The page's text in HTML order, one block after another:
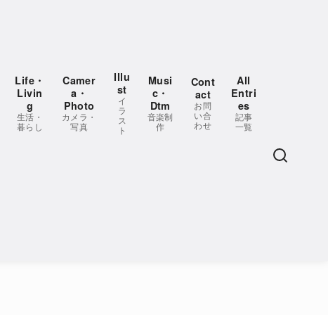
Life・
Livin
g
生活・
暮らし
Camer
a・
Photo
カメラ・
写真
Illu
st
イ
ラ
ス
ト
Musi
c・
Dtm
音楽制
作
Cont
act
お問
い合
わせ
All
Entri
es
記事
一覧